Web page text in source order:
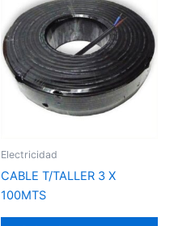
Electricidad
CABLE T/TALLER 3 X
100MTS